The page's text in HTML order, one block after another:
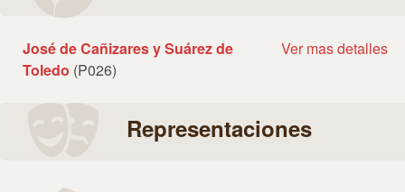
José de Cañizares y Suárez de
Toledo (P026)
Ver mas detalles
Representaciones